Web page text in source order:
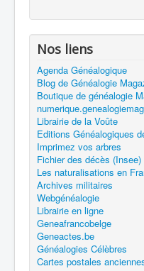
Nos liens
Agenda Généalogique
Blog de Généalogie
Boutique de généalogie
Librairie de la Voûte
Editions Généalogiques
Imprimez vos arbres
Fichier des décès (Insee)
Les naturalisations en
Archives militaires
Webgénéalogie
Librairie en ligne
Geneafrancobelge
Geneactes.be
Généalogies Célèbres
Cartes postales